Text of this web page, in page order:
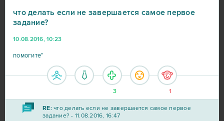
что делать если не завершается самое первое
задание?
10.08.2016, 10:23
помогите"
3 1
RE:что делать если не завершается самое первое
задание? - 11.08.2016, 16:47
Big Farm